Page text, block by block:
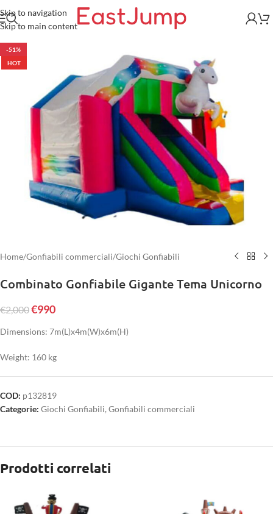
Skip to navigation
Skip to main content
-51%
HOT
Home/Gonfiabili commerciali/Giochi Gonfiabili
Combinato Gonfiabile Gigante Tema Unicorno
€2,000€990
Dimensions: 7m(L)x4m(W)x6m(H)
Weight: 160 kg
COD: p132819
Categorie: Giochi Gonfiabili, Gonfiabili commerciali
Prodotti correlati